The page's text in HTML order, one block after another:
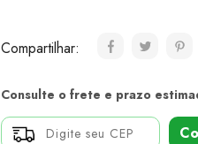
Compartilhar:
Consulte o frete e prazo